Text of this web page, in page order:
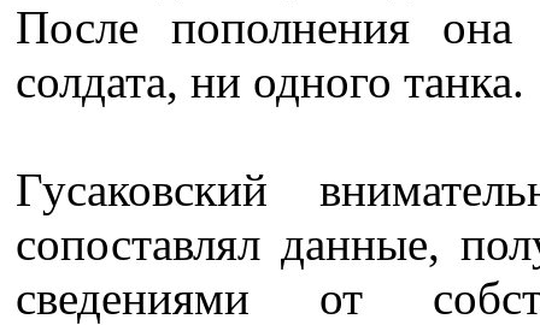
После пополнения
солдата, ни одного танка.
Гусаковский
сопоставлял данные,
сведениями от